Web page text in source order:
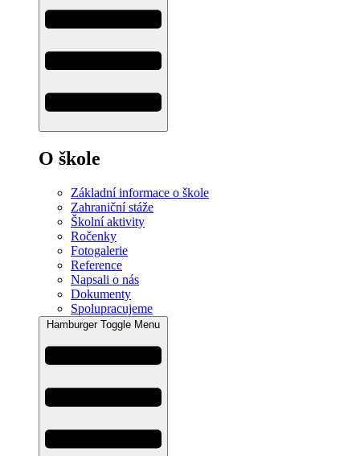
O škole
Základní informace o škole
Zahraniční stáže
Školní aktivity
Ročenky
Fotogalerie
Reference
Napsali o nás
Dokumenty
Spolupracujeme
Hamburger Toggle Menu